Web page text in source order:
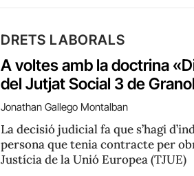
DRETS LABORALS
A voltes amb la doctrina
del Jutjat Social 3 de
Jonathan Gallego Montalban
La decisió judicial fa que s’hagi
persona que tenia contracte per
Justícia de la Unió Europea (TJUE)